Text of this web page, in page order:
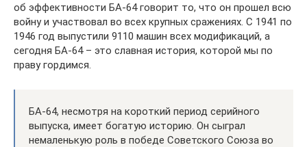
об эффективности БА-64 говорит то, что он прошел всю
войну и участвовал во всех крупных сражениях. С 1941 по
1946 год выпустили 9110 машин всех модификаций, а
сегодня БА-64 – это славная история, которой мы по
праву гордимся.
БА-64, несмотря на короткий период серийного
выпуска, имеет богатую историю. Он сыграл
немаленькую роль в победе Советского Союза во